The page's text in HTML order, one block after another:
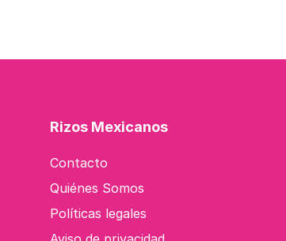
Rizos Mexicanos
Contacto
Quiénes Somos
Políticas legales